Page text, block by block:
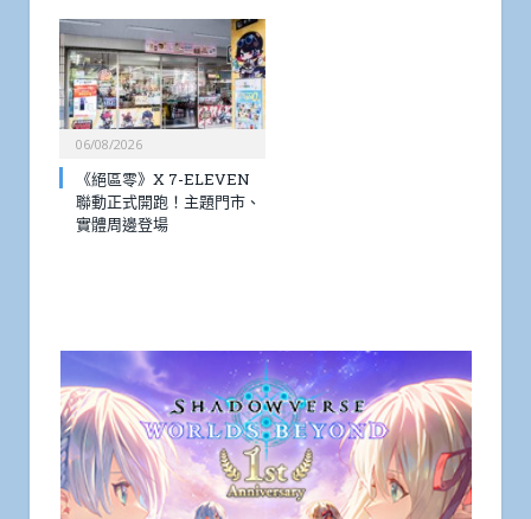
06/08/2026
《絕區零》X 7-ELEVEN
聯動正式開跑！主題門市、
實體周邊登場